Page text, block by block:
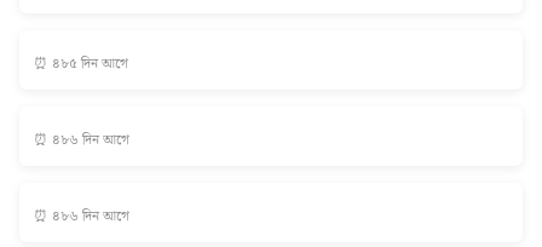
⏰ ৪৮৫ দিন আগে
⏰ ৪৮৬ দিন আগে
⏰ ৪৮৬ দিন আগে